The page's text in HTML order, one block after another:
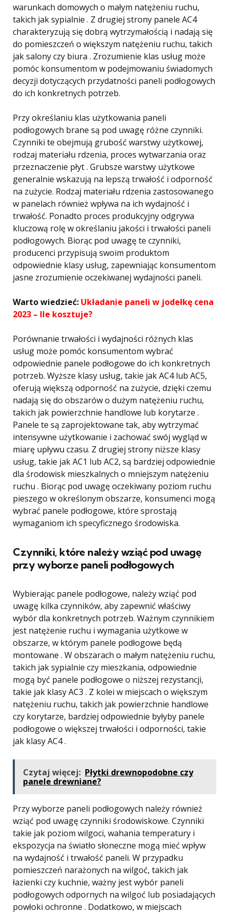
warunkach domowych o małym natężeniu ruchu,
takich jak sypialnie . Z drugiej strony panele AC4
charakteryzują się dobrą wytrzymałością i nadają się
do pomieszczeń o większym natężeniu ruchu, takich
jak salony czy biura . Zrozumienie klas usług może
pomóc konsumentom w podejmowaniu świadomych
decyzji dotyczących przydatności paneli podłogowych
do ich konkretnych potrzeb.
Przy określaniu klas użytkowania paneli
podłogowych brane są pod uwagę różne czynniki.
Czynniki te obejmują grubość warstwy użytkowej,
rodzaj materiału rdzenia, proces wytwarzania oraz
przeznaczenie płyt . Grubsze warstwy użytkowe
generalnie wskazują na lepszą trwałość i odporność
na zużycie. Rodzaj materiału rdzenia zastosowanego
w panelach również wpływa na ich wydajność i
trwałość. Ponadto proces produkcyjny odgrywa
kluczową rolę w określaniu jakości i trwałości paneli
podłogowych. Biorąc pod uwagę te czynniki,
producenci przypisują swoim produktom
odpowiednie klasy usług, zapewniając konsumentom
jasne zrozumienie oczekiwanej wydajności paneli.
Warto wiedzieć: Układanie paneli w jodełkę cena
2023 – Ile kosztuje?
Porównanie trwałości i wydajności różnych klas
usług może pomóc konsumentom wybrać
odpowiednie panele podłogowe do ich konkretnych
potrzeb. Wyższe klasy usług, takie jak AC4 lub AC5,
oferują większą odporność na zużycie, dzięki czemu
nadają się do obszarów o dużym natężeniu ruchu,
takich jak powierzchnie handlowe lub korytarze .
Panele te są zaprojektowane tak, aby wytrzymać
intensywne użytkowanie i zachować swój wygląd w
miarę upływu czasu. Z drugiej strony niższe klasy
usług, takie jak AC1 lub AC2, są bardziej odpowiednie
dla środowisk mieszkalnych o mniejszym natężeniu
ruchu . Biorąc pod uwagę oczekiwany poziom ruchu
pieszego w określonym obszarze, konsumenci mogą
wybrać panele podłogowe, które sprostają
wymaganiom ich specyficznego środowiska.
Czynniki, które należy wziąć pod uwagę
przy wyborze paneli podłogowych
Wybierając panele podłogowe, należy wziąć pod
uwagę kilka czynników, aby zapewnić właściwy
wybór dla konkretnych potrzeb. Ważnym czynnikiem
jest natężenie ruchu i wymagania użytkowe w
obszarze, w którym panele podłogowe będą
montowane . W obszarach o małym natężeniu ruchu,
takich jak sypialnie czy mieszkania, odpowiednie
mogą być panele podłogowe o niższej rezystancji,
takie jak klasy AC3 . Z kolei w miejscach o większym
natężeniu ruchu, takich jak powierzchnie handlowe
czy korytarze, bardziej odpowiednie byłyby panele
podłogowe o większej trwałości i odporności, takie
jak klasy AC4 .
Czytaj więcej: Płytki drewnopodobne czy
panele drewniane?
Przy wyborze paneli podłogowych należy również
wziąć pod uwagę czynniki środowiskowe. Czynniki
takie jak poziom wilgoci, wahania temperatury i
ekspozycja na światło słoneczne mogą mieć wpływ
na wydajność i trwałość paneli. W przypadku
pomieszczeń narażonych na wilgoć, takich jak
łazienki czy kuchnie, ważny jest wybór paneli
podłogowych odpornych na wilgoć lub posiadających
powłoki ochronne . Dodatkowo, w miejscach